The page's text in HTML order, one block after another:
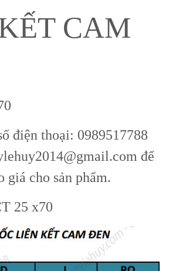
CAM
điện thoại: 0989517788
để
giá cho sản phẩm.
25 x70